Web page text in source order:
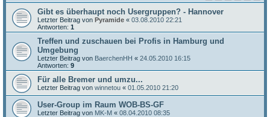
Gibt es überhaupt noch Usergruppen? - Hannover
Letzter Beitrag von Pyramide « 03.08.2010 22:21
Antworten: 1
Treffen und zuschauen bei Profis in Hamburg und
Umgebung
Letzter Beitrag von BaerchenHH « 24.05.2010 16:15
Antworten: 9
Für alle Bremer und umzu...
Letzter Beitrag von winnetou « 01.05.2010 21:20
User-Group im Raum WOB-BS-GF
Letzter Beitrag von MK-M « 08.04.2010 08:35